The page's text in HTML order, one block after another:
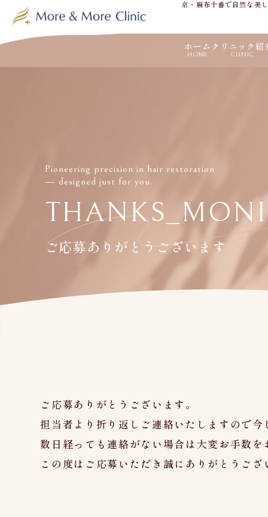
東京・麻布十番で自然な美
HOME
ホーム
CLINIC
クリニック紹
Pioneering precision in hair restoration
— designed just for you.
ご応募ありがとうございます
ご応募ありがとうございます。
担当者より折り返しご連絡いたしますので
数日経っても連絡がない場合は大変お手数
この度はご応募いただき誠にありがとうござ